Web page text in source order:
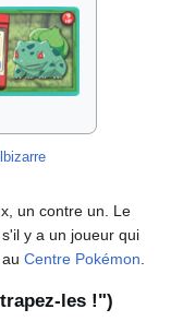
un contre un. Le
y a un joueur qui
Centre Pokémon
les !")